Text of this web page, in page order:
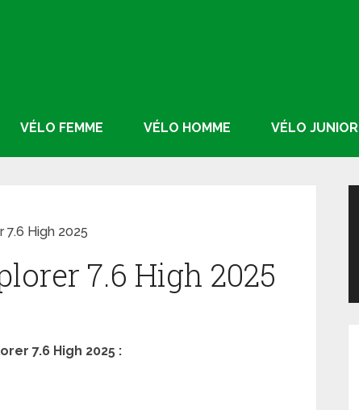
VÉLO FEMME VÉLO HOMME VÉLO JUNIOR
7.6 High 2025
7.6 High 2025
7.6 High 2025 :